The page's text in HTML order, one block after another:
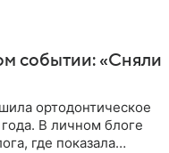
событии: «Сняли
ортодонтическое
В личном блоге
где показала